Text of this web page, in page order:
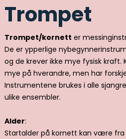
Trompet
Trompet/kornett er
De er ypperlige
og de krever ikke mye fysisk
mye på hverandre, men har
Instrumentene brukes i alle
ulike ensembler.
Alder:
Startalder på kornett kan være